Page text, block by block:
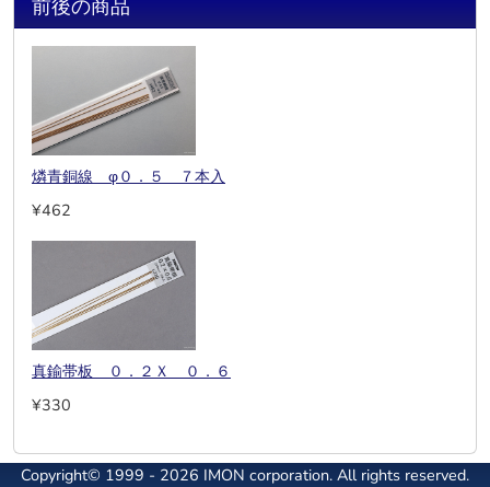
前後の商品
燐青銅線 φ０．５ ７本入
¥462
真鍮帯板 ０．２Ｘ ０．６
¥330
Copyright© 1999 - 2026 IMON corporation. All rights reserved.